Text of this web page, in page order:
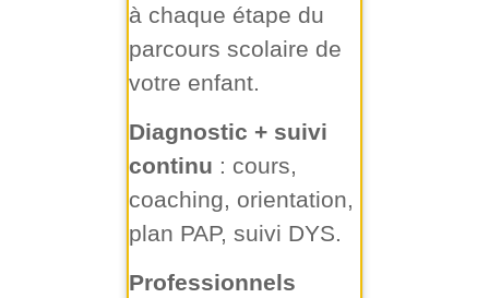
à chaque étape du
parcours scolaire de
votre enfant.
Diagnostic + suivi
continu : cours,
coaching, orientation,
plan PAP, suivi DYS.
Professionnels